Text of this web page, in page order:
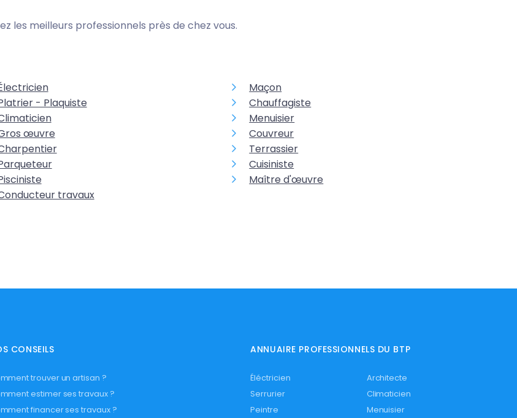
les meilleurs professionnels près de chez vous.
Maçon
- Plaquiste
Chauffagiste
Menuisier
œuvre
Couvreur
Terrassier
Cuisiniste
Maître d'œuvre
travaux
CONSEILS
trouver un artisan ?
estimer ses travaux ?
financer ses travaux ?
ANNUAIRE PROFESSIONNELS DU BTP
Éléctricien
Architecte
Serrurier
Climaticien
Peintre
Menuisier